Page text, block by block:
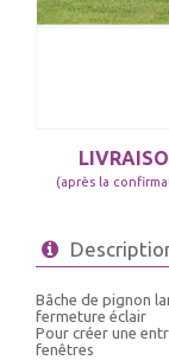
(après la
Bâche de pignon
fermeture éclair
Pour créer une
fenêtres